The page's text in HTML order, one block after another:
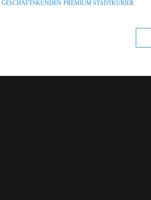
GESCHÄFTSKUNDEN PREMIUM STADTKURIER